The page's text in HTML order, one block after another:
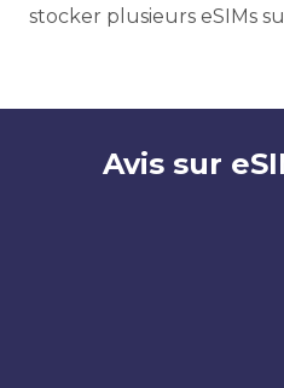
stocker plusieurs eSIMs
Avis sur